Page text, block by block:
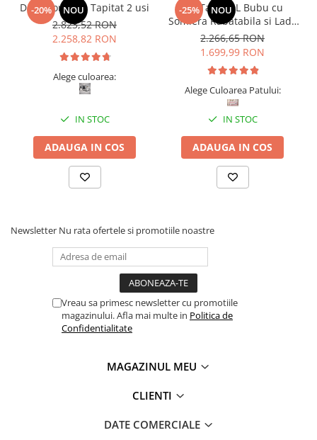
-20% NOU
Dormitor Vista Tapitat 2 usi
2.823,52 RON
2.258,82 RON
Alege culoarea:
IN STOC
ADAUGA IN COS
-25% NOU
Pat Tapitat L Bubu cu
Somiera Rabatabila si Lada
de depozitare
2.266,65 RON
1.699,99 RON
Alege Culoarea Patului:
IN STOC
ADAUGA IN COS
Newsletter Nu rata ofertele si promotiile noastre
Vreau sa primesc newsletter cu promotiile
magazinului. Afla mai multe in Politica de
Confidentialitate
MAGAZINUL MEU
CLIENTI
DATE COMERCIALE